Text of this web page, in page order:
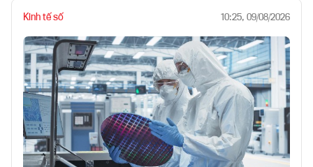
Kinh tế số 10:25, 09/08/2026